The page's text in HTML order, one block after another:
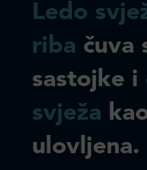
Ledo
riba čuva
sastojke i
svježa
ulovljena.